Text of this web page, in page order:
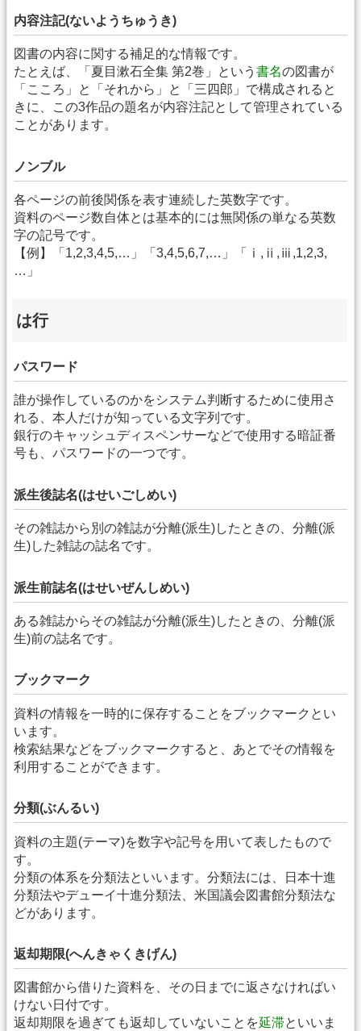
内容注記(ないようちゅうき)
図書の内容に関する補足的な情報です。
たとえば、「夏目漱石全集 第2巻」という 書名の図書が
「こころ」と「それから」と「三四郎」で構成されると
きに、この3作品の題名が内容注記として管理されている
ことがあります。
ノンブル
各ページの前後関係を表す連続した英数字です。
資料のページ数自体とは基本的には無関係の単なる英数
字の記号です。
【例】「1,2,3,4,5,…」「3,4,5,6,7,…」「ⅰ,ⅱ,ⅲ,1,2,3,
…」
は行
パスワード
誰が操作しているのかをシステム判断するために使用さ
れる、本人だけが知っている文字列です。
銀行のキャッシュディスペンサーなどで使用する暗証番
号も、パスワードの一つです。
派生後誌名(はせいごしめい)
その雑誌から別の雑誌が分離(派生)したときの、分離(派
生)した雑誌の誌名です。
派生前誌名(はせいぜんしめい)
ある雑誌からその雑誌が分離(派生)したときの、分離(派
生)前の誌名です。
ブックマーク
資料の情報を一時的に保存することをブックマークとい
います。
検索結果などをブックマークすると、あとでその情報を
利用することができます。
分類(ぶんるい)
資料の主題(テーマ)を数字や記号を用いて表したもので
す。
分類の体系を分類法といいます。分類法には、日本十進
分類法やデューイ十進分類法、米国議会図書館分類法な
どがあります。
返却期限(へんきゃくきげん)
図書館から借りた資料を、その日までに返さなければい
けない日付です。
返却期限を過ぎても返却していないことを延滞といいま